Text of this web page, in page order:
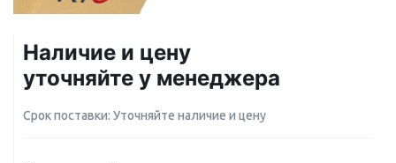
Наличие и цену
уточняйте у менеджера
Срок поставки: Уточняйте наличие и цену